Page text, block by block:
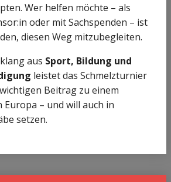
Wer helfen möchte – als
oder mit Sachspenden – ist
diesen Weg mitzube­gleiten.
aus Sport, Bildung und
leistet das Schmelzturnier
Beitrag zu einem
– und will auch in
setzen.